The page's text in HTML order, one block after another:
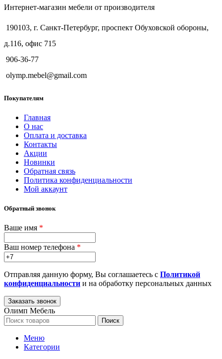
Интернет-магазин мебели от производителя
190103, г. Санкт-Петербург, проспект Обуховской обороны,
д.116, офис 715
906-36-77
olymp.mebel@gmail.com
Покупателям
Главная
О нас
Оплата и доставка
Контакты
Акции
Новинки
Обратная связь
Политика конфиденциальности
Мой аккаунт
Обратный звонок
Ваше имя *
Ваш номер телефона *
Отправляя данную форму, Вы соглашаетесь с Политикой
конфиденциальности и на обработку персональных данных
Олимп Мебель
Поиск
Меню
Категории